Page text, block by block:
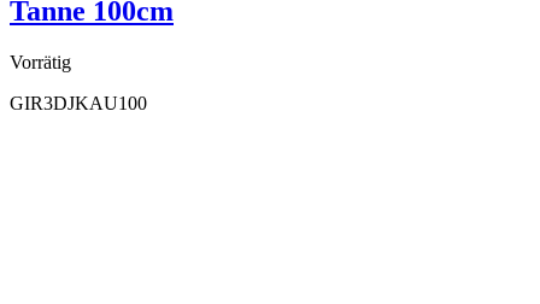
Tanne 100cm
Vorrätig
GIR3DJKAU100